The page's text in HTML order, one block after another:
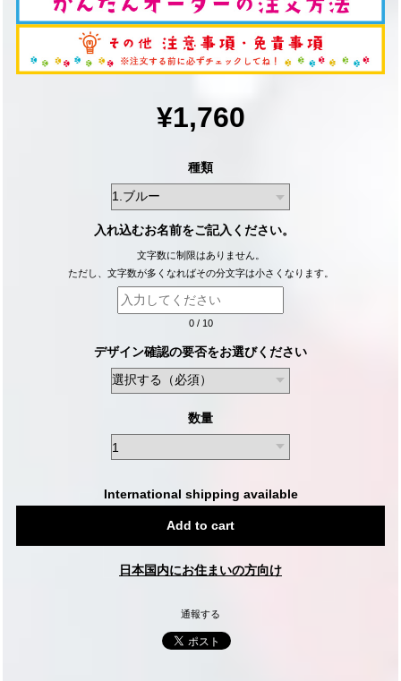
¥1,760
種類
入れ込むお名前をご記入ください。
文字数に制限はありません。
ただし、文字数が多くなればその分文字は小さくなります。
0/ 10
デザイン確認の要否をお選びください
数量
International shipping available
Add to cart
日本国内にお住まいの方向け
通報する